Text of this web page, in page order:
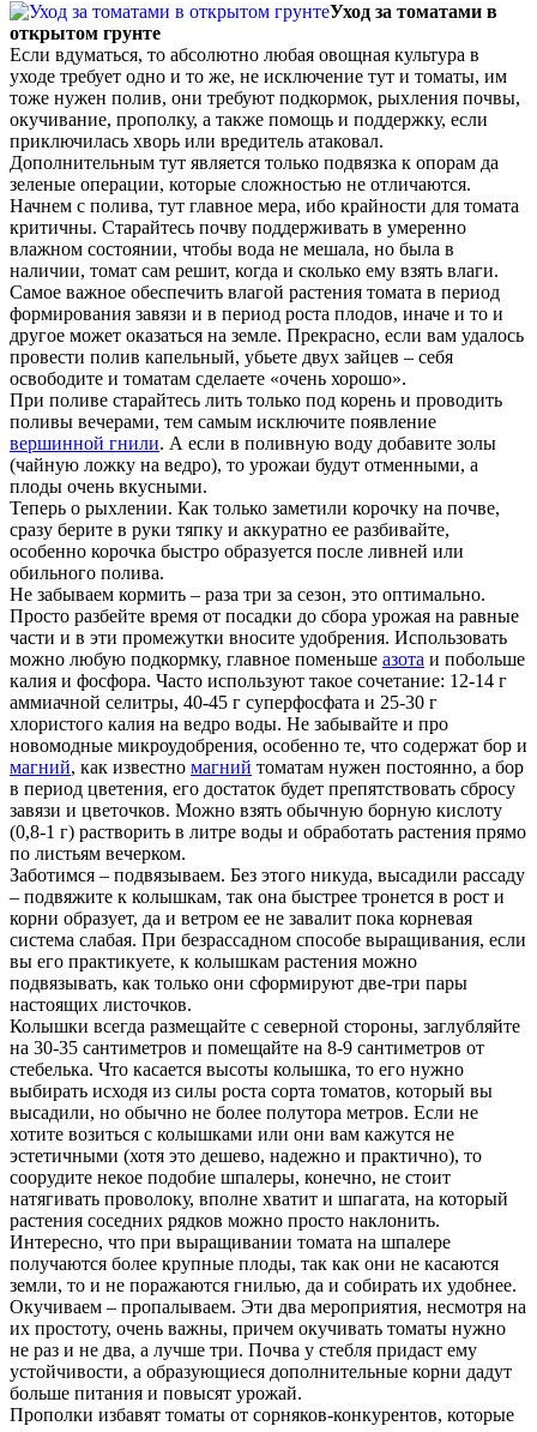
Уход за томатами в
открытом грунте
Если вдуматься, то абсолютно любая овощная культура в
уходе требует одно и то же, не исключение тут и томаты, им
тоже нужен полив, они требуют подкормок, рыхления почвы,
окучивание, прополку, а также помощь и поддержку, если
приключилась хворь или вредитель атаковал.
Дополнительным тут является только подвязка к опорам да
зеленые операции, которые сложностью не отличаются.
Начнем с полива, тут главное мера, ибо крайности для томата
критичны. Старайтесь почву поддерживать в умеренно
влажном состоянии, чтобы вода не мешала, но была в
наличии, томат сам решит, когда и сколько ему взять влаги.
Самое важное обеспечить влагой растения томата в период
формирования завязи и в период роста плодов, иначе и то и
другое может оказаться на земле. Прекрасно, если вам удалось
провести полив капельный, убьете двух зайцев – себя
освободите и томатам сделаете «очень хорошо».
При поливе старайтесь лить только под корень и проводить
поливы вечерами, тем самым исключите появление
вершинной гнили. А если в поливную воду добавите золы
(чайную ложку на ведро), то урожаи будут отменными, а
плоды очень вкусными.
Теперь о рыхлении. Как только заметили корочку на почве,
сразу берите в руки тяпку и аккуратно ее разбивайте,
особенно корочка быстро образуется после ливней или
обильного полива.
Не забываем кормить – раза три за сезон, это оптимально.
Просто разбейте время от посадки до сбора урожая на равные
части и в эти промежутки вносите удобрения. Использовать
можно любую подкормку, главное поменьше азота и побольше
калия и фосфора. Часто используют такое сочетание: 12-14 г
аммиачной селитры, 40-45 г суперфосфата и 25-30 г
хлористого калия на ведро воды. Не забывайте и про
новомодные микроудобрения, особенно те, что содержат бор и
магний, как известно магний томатам нужен постоянно, а бор
в период цветения, его достаток будет препятствовать сбросу
завязи и цветочков. Можно взять обычную борную кислоту
(0,8-1 г) растворить в литре воды и обработать растения прямо
по листьям вечерком.
Заботимся – подвязываем. Без этого никуда, высадили рассаду
– подвяжите к колышкам, так она быстрее тронется в рост и
корни образует, да и ветром ее не завалит пока корневая
система слабая. При безрассадном способе выращивания, если
вы его практикуете, к колышкам растения можно
подвязывать, как только они сформируют две-три пары
настоящих листочков.
Колышки всегда размещайте с северной стороны, заглубляйте
на 30-35 сантиметров и помещайте на 8-9 сантиметров от
стебелька. Что касается высоты колышка, то его нужно
выбирать исходя из силы роста сорта томатов, который вы
высадили, но обычно не более полутора метров. Если не
хотите возиться с колышками или они вам кажутся не
эстетичными (хотя это дешево, надежно и практично), то
соорудите некое подобие шпалеры, конечно, не стоит
натягивать проволоку, вполне хватит и шпагата, на который
растения соседних рядков можно просто наклонить.
Интересно, что при выращивании томата на шпалере
получаются более крупные плоды, так как они не касаются
земли, то и не поражаются гнилью, да и собирать их удобнее.
Окучиваем – пропалываем. Эти два мероприятия, несмотря на
их простоту, очень важны, причем окучивать томаты нужно
не раз и не два, а лучше три. Почва у стебля придаст ему
устойчивости, а образующиеся дополнительные корни дадут
больше питания и повысят урожай.
Прополки избавят томаты от сорняков-конкурентов, которые